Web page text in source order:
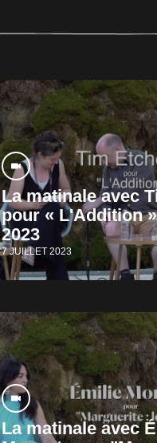
La matinale avec
pour « L'Addition
2023
7 JUILLET 2023
La matinale avec